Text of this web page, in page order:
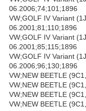
06.2006;74;101;1896
VW;GOLF IV Variant
06.2001;81;110;1896
VW;GOLF IV Variant
06.2001;85;115;1896
VW;GOLF IV Variant
06.2006;96;130;1896
VW;NEW BEETLE
VW;NEW BEETLE
VW;NEW BEETLE
VW;NEW BEETLE